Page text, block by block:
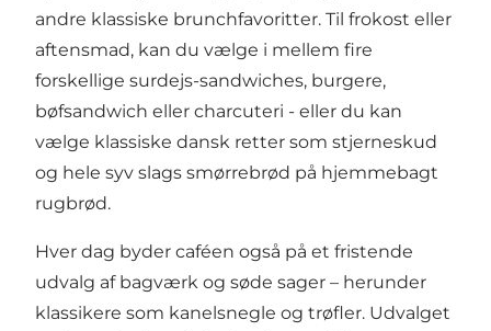
andre klassiske brunchfavoritter. Til frokost eller
aftensmad, kan du vælge i mellem fire
forskellige surdejs-sandwiches, burgere,
bøfsandwich eller charcuteri - eller du kan
vælge klassiske dansk retter som stjerneskud
og hele syv slags smørrebrød på hjemmebagt
rugbrød.
Hver dag byder caféen også på et fristende
udvalg af bagværk og søde sager – herunder
klassikere som kanelsnegle og trøfler. Udvalget